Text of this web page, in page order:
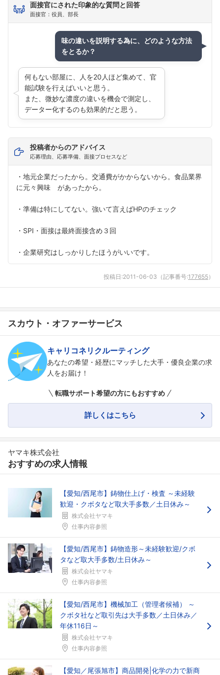
フォローしました
面接官にされた印象的な質問と回答
面接官：役員、部長
味の違いを説明する為に、どのような方法
をとるか？
何もない部屋に、人を20人ほど集めて、官
能試験を行えばいいと思う。
また、微妙な濃度の違いを機会で測定し、
データー化するのも効果的だと思う。
投稿者からのアドバイス
応募理由、応募準備、面接プロセスなど
・地元企業だったから。交通費がかからないから。食品業界
に元々興味 があったから。
・準備は特にしてない。強いて言えばHPのチェック
・SPI・面接は最終面接含め３回
・企業研究はしっかりしたほうがいいです。
投稿日:2011-06-03 （記事番号:177655）
スカウト・オファーサービス
キャリコネリクルーティング
あなたの希望・経歴にマッチした大手・優良企業の求
人をお届け！
転職サポート希望の方にもおすすめ
詳しくはこちら
ヤマキ株式会社
おすすめの求人情報
【愛知/西尾市】鋳物仕上げ・検査 ～未経験
歓迎・クボタなど取大手多数／土日休み～
株式会社ヤマキ
仕事内容参照
【愛知/西尾市】鋳物造形～未経験歓迎/クボ
タなど取大手多数/土日休み～
株式会社ヤマキ
仕事内容参照
【愛知/西尾市】機械加工（管理者候補） ～
クボタ社など取引先は大手多数／土日休み／
年休116日～
株式会社ヤマキ
仕事内容参照
【愛知／尾張旭市】商品開発|化学の力で新商